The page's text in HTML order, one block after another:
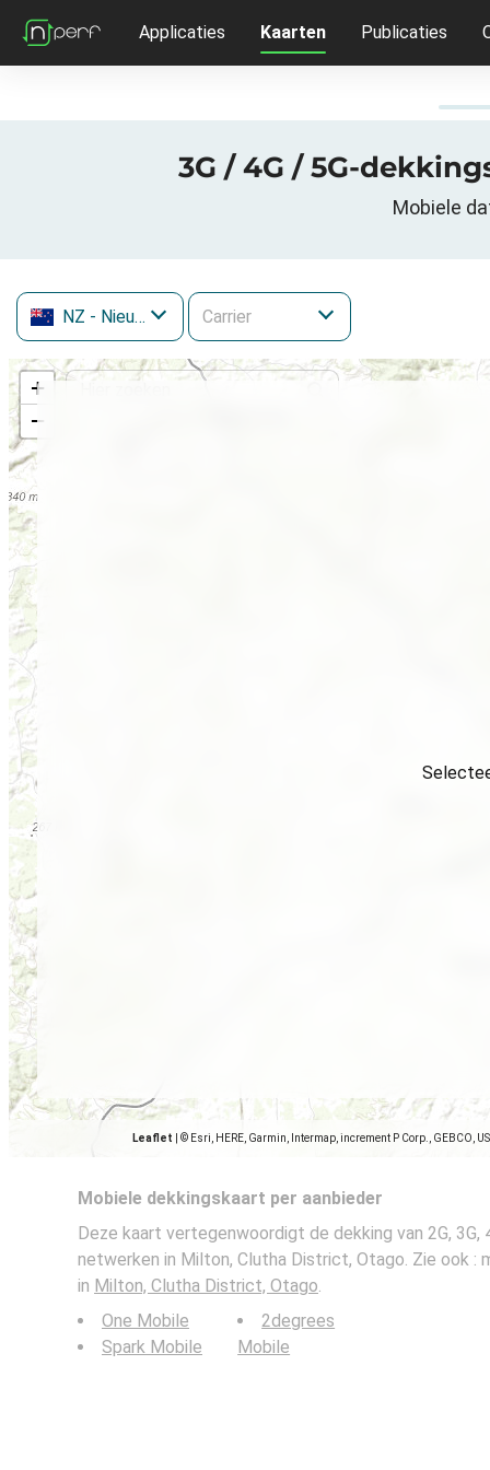
Applicaties Kaarten Publicaties
3G / 4G / 5G-
Mobiele
NZ - Nieuw-Zeeland
+
−
Leaflet © Esri, HERE, Garmin, Intermap, increment P Corp., GEBCO,
Mobiele dekkingskaart per aanbieder
Deze kaart vertegenwoordigt de dekking van 2G, 3G,
netwerken in Milton, Clutha District, Otago. Zie ook :
in Milton, Clutha District, Otago.
One Mobile
Spark Mobile
2degrees
Mobile